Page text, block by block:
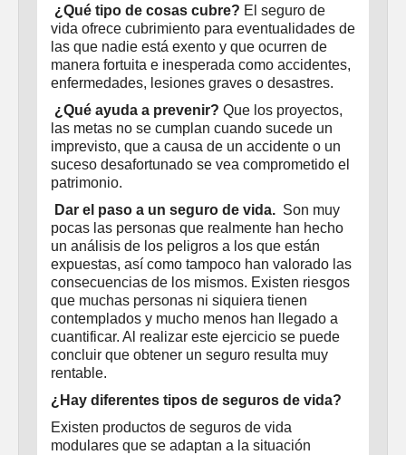
¿Qué tipo de cosas cubre? El seguro de
vida ofrece cubrimiento para eventualidades de
las que nadie está exento y que ocurren de
manera fortuita e inesperada como accidentes,
enfermedades, lesiones graves o desastres.
¿Qué ayuda a prevenir? Que los proyectos,
las metas no se cumplan cuando sucede un
imprevisto, que a causa de un accidente o un
suceso desafortunado se vea comprometido el
patrimonio.
Dar el paso a un seguro de vida. Son muy
pocas las personas que realmente han hecho
un análisis de los peligros a los que están
expuestas, así como tampoco han valorado las
consecuencias de los mismos. Existen riesgos
que muchas personas ni siquiera tienen
contemplados y mucho menos han llegado a
cuantificar. Al realizar este ejercicio se puede
concluir que obtener un seguro resulta muy
rentable.
¿Hay diferentes tipos de seguros de vida?
Existen productos de seguros de vida
modulares que se adaptan a la situación